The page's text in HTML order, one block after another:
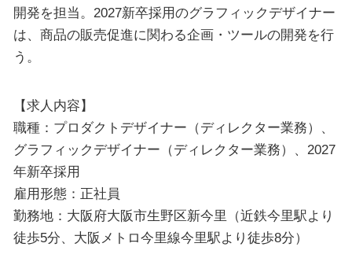
開発を担当。2027新卒採用のグラフィックデザイナー
は、商品の販売促進に関わる企画・ツールの開発を行
う。
【求人内容】
職種：プロダクトデザイナー（ディレクター業務）、
グラフィックデザイナー（ディレクター業務）、2027
年新卒採用
雇用形態：正社員
勤務地：大阪府大阪市生野区新今里（近鉄今里駅より
徒歩5分、大阪メトロ今里線今里駅より徒歩8分）